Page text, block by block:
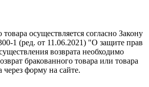
осуществляется согласно Закону
1 (ред. от 11.06.2021) "О защите прав
возврата необходимо
бракованного товара или товара
через форму на сайте.